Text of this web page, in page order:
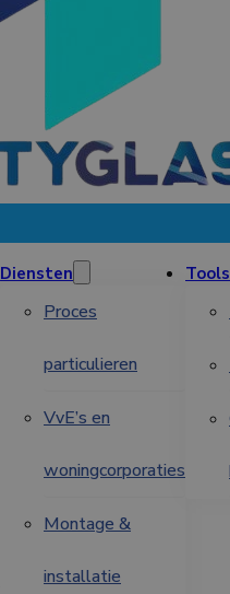
Diensten
Proces
particulieren
VvE’s en
woningcorporaties
Montage &
installatie
Tools